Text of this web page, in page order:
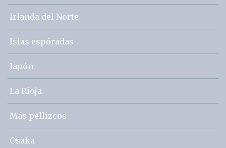
Irlanda del Norte
Islas espóradas
Japón
La Rioja
Más pellizcos
Osaka